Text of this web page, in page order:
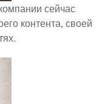
сейчас
контента, своей